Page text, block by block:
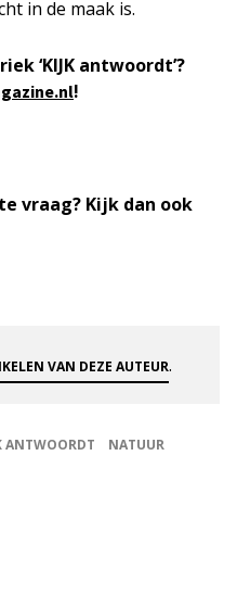
in de maak is.
‘KIJK antwoordt’?
!
vraag? Kijk dan ook
VAN DEZE AUTEUR.
ANTWOORDT
NATUUR